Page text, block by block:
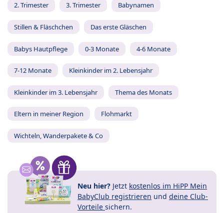
2. Trimester 3. Trimester Babynamen
Stillen & Fläschchen Das erste Gläschen
Babys Hautpflege 0-3 Monate 4-6 Monate
7-12 Monate Kleinkinder im 2. Lebensjahr
Kleinkinder im 3. Lebensjahr Thema des Monats
Eltern in meiner Region Flohmarkt
Wichteln, Wanderpakete & Co
Neu hier? Jetzt kostenlos im HiPP Mein
BabyClub registrieren und deine Club-
Vorteile sichern.